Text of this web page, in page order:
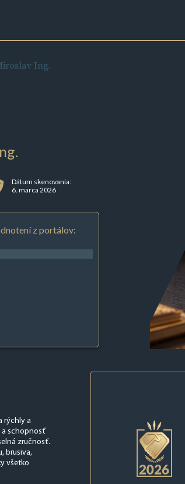
Ing.
Dátum skenovania:
6. marca 2026
z portálov:
rýchly a
a schopnosť
zručnosť.
brusiva,
všetko